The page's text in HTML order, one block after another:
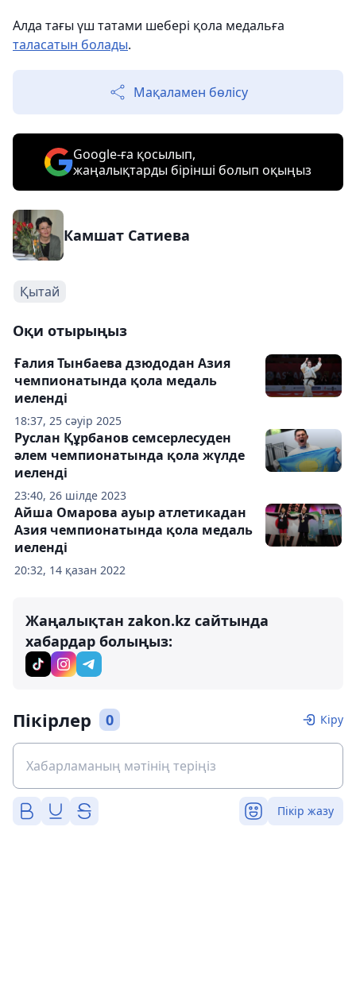
Алда тағы үш татами шебері қола медальға
таласатын болады.
Мақаламен бөлісу
Google-ға қосылып,
жаңалықтарды бірінші болып оқыңыз
Камшат Сатиева
Қытай
Оқи отырыңыз
18:37, 25 сәуір 2025
Ғалия Тынбаева дзюдодан Азия
чемпионатында қола медаль
иеленді
23:40, 26 шілде 2023
Руслан Құрбанов семсерлесуден
әлем чемпионатында қола жүлде
иеленді
20:32, 14 қазан 2022
Айша Омарова ауыр атлетикадан
Азия чемпионатында қола медаль
иеленді
Жаңалықтан zakon.kz сайтында
хабардар болыңыз:
Пікірлер 0 Кіру
Пікір жазу